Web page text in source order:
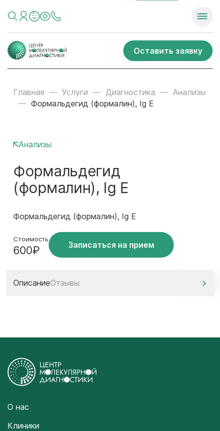
Оставить заявку
Главная Услуги Диагностика
Анализы
Формальдегид (формалин), Ig E
Анализы
Формальдегид
(формалин), Ig E
Формальдегид (формалин), Ig E
Стоимость
600₽ Записаться на прием
ОписаниеОтзывы
О нас
Клиники